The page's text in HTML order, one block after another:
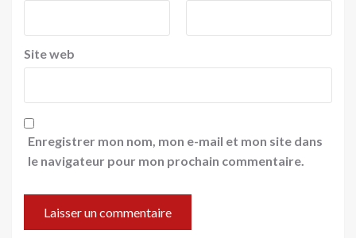
Site web
Enregistrer mon nom, mon e-mail et mon site dans
le navigateur pour mon prochain commentaire.